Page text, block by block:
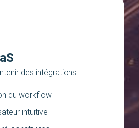
des intégrations
du workflow
intuitive